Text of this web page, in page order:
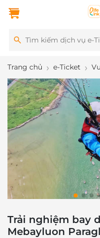
Trang chủ e-Ticket
Trải nghiệm bay
Mebayluon